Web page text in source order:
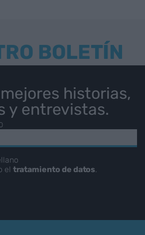
BOLETÍN
historias,
y entrevistas.
el tratamiento de datos.